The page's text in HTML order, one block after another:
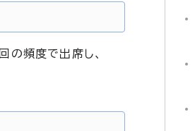
の頻度で出席し、